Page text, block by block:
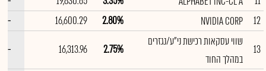
12
NVIDIA CORP
2.80%
16,600.29
--
13
שווי עסקאות רכישת ני"ע/נגזרים
במהלך החוד
2.75%
16,313.96
--